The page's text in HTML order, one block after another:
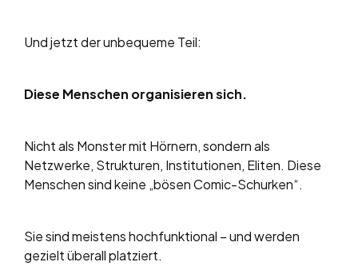
Und jetzt der unbequeme Teil:
Diese Menschen organisieren sich.
Nicht als Monster mit Hörnern, sondern als
Netzwerke, Strukturen, Institutionen, Eliten. Diese
Menschen sind keine „bösen Comic-Schurken“.
Sie sind meistens hochfunktional – und werden
gezielt überall platziert.